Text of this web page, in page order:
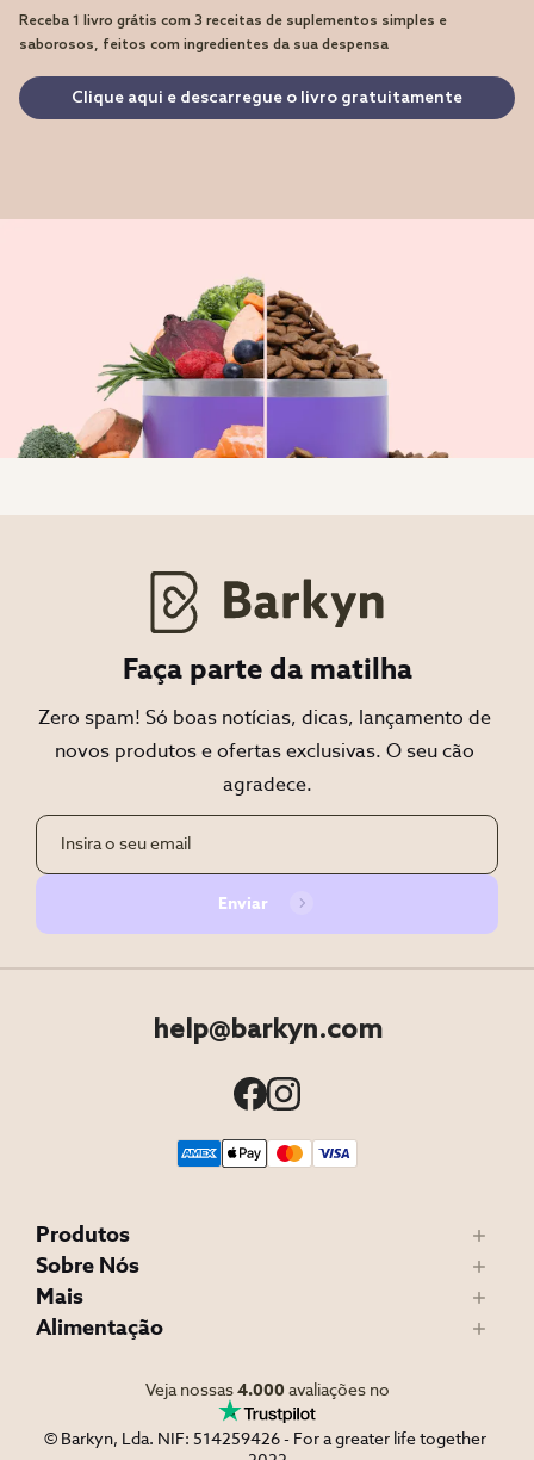
Receba 1 livro grátis com 3 receitas de suplementos simples e
saborosos, feitos com ingredientes da sua despensa
Clique aqui e descarregue o livro gratuitamente
Faça parte da matilha
Zero spam! Só boas notícias, dicas, lançamento de
novos produtos e ofertas exclusivas. O seu cão
agradece.
Enviar
help@barkyn.com
Produtos
Sobre Nós
Mais
Alimentação
Veja nossas 4.000 avaliações no
© Barkyn, Lda. NIF: 514259426 - For a greater life together